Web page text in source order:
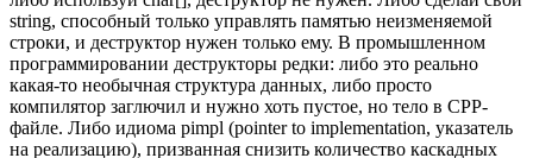
string, способный только управлять памятью неизменяемой
строки, и деструктор нужен только ему. В промышленном
программировании деструкторы редки: либо это реально
какая-то необычная структура данных, либо просто
компилятор заглючил и нужно хоть пустое, но тело в CPP-
файле. Либо идиома pimpl (pointer to implementation, указатель
на реализацию), призванная снизить количество каскадных